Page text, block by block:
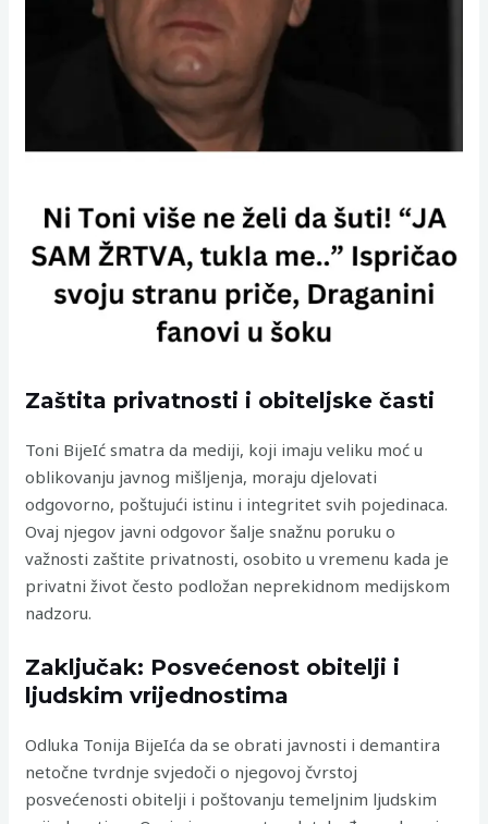
Zaštita privatnosti i obiteljske časti
Toni BijeIć smatra da mediji, koji imaju veliku moć u
oblikovanju javnog mišljenja, moraju djelovati
odgovorno, poštujući istinu i integritet svih pojedinaca.
Ovaj njegov javni odgovor šalje snažnu poruku o
važnosti zaštite privatnosti, osobito u vremenu kada je
privatni život često podložan neprekidnom medijskom
nadzoru.
Zaključak: Posvećenost obitelji i
ljudskim vrijednostima
Odluka Tonija BijeIća da se obrati javnosti i demantira
netočne tvrdnje svjedoči o njegovoj čvrstoj
posvećenosti obitelji i poštovanju temeljnim ljudskim